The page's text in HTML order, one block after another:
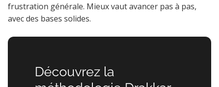
frustration générale. Mieux vaut avancer pas à pas,
avec des bases solides.
Découvrez la